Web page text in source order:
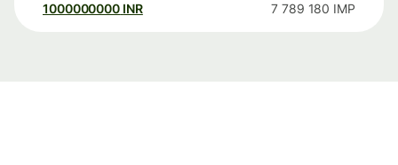
1000000000 INR 7 789 180 IMP